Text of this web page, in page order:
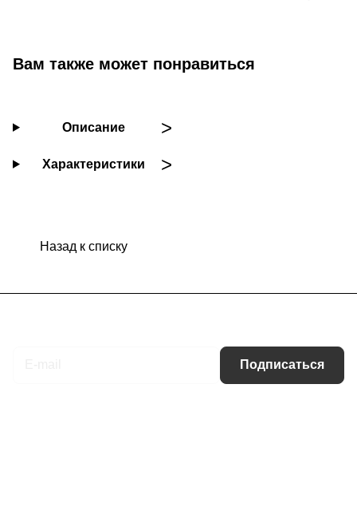
Вам также может понравиться
Описание
Характеристики
Назад к списку
Подписаться